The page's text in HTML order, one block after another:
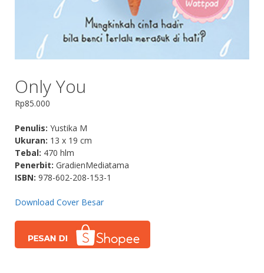
Only You
Rp85.000
Penulis: Yustika M
Ukuran: 13 x 19 cm
Tebal: 470 hlm
Penerbit: GradienMediatama
ISBN: 978-602-208-153-1
Download Cover Besar